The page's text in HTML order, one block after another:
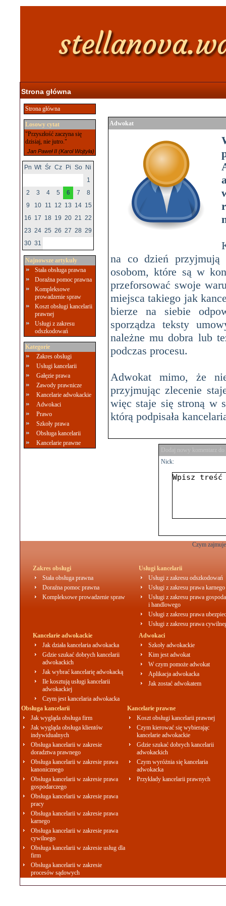
Strona główna
Strona główna
Losowy cytat
"Przyszłość zaczyna się
dzisiaj, nie jutro."
Jan Paweł II (Karol Wojtyła)
Pn Wt Śr Cz Pi So
Ni
1
2
3 4 5 6 7
8
9
10 11 12 13 14 15
16 17 18 19 20 21 22
23 24 25 26 27 28 29
30 31
Najnowsze artykuły
Stała obsługa prawna
Doraźna pomoc prawna
Kompleksowe
prowadzenie spraw
Koszt obsługi kancelarii
prawnej
Usługi z zakresu
odszkodowań
Kategorie
Zakres obsługi
Usługi kancelarii
Gałęzie prawa
Zawody prawnicze
Kancelarie adwokackie
Adwokaci
Prawo
Szkoły prawa
Obsługa kancelarii
Kancelarie prawne
Adwokat
na co dzień przyjmują
osobom, które są w
przeforsować swoje
miejsca takiego jak
bierze na siebie
sporządza teksty
należne mu dobra lub
podczas procesu.
Adwokat mimo, że
przyjmując zlecenie
więc staje się stroną w
którą podpisała
Dodaj nowy komentarz
Nick:
Czym
Zakres obsługi
Stała obsługa prawna
Doraźna pomoc prawna
Kompleksowe prowadzenie spraw
Usługi kancelarii
Usługi z zakresu odszkodowań
Usługi z zakresu prawa karnego
Usługi z zakresu prawa
i handlowego
Usługi z zakresu prawa
Usługi z zakresu prawa
Kancelarie adwokackie
Jak działa kancelaria adwokacka
Gdzie szukać dobrych kancelarii
adwokackich
Jak wybrać kancelarię adwokacką
Ile kosztują usługi kancelarii
adwokackiej
Czym jest kancelaria adwokacka
Adwokaci
Szkoły adwokackie
Kim jest adwokat
W czym pomoże adwokat
Aplikacja adwokacka
Jak zostać adwokatem
Obsługa kancelarii
Jak wygląda obsługa firm
Jak wygląda obsługa klientów
indywidualnych
Obsługa kancelarii w zakresie
doradztwa prawnego
Obsługa kancelarii w zakresie prawa
kanonicznego
Obsługa kancelarii w zakresie prawa
gospodarczego
Obsługa kancelarii w zakresie prawa
pracy
Obsługa kancelarii w zakresie prawa
karnego
Obsługa kancelarii w zakresie prawa
cywilnego
Obsługa kancelarii w zakresie usług dla
firm
Obsługa kancelarii w zakresie
procesów sądowych
Kancelarie prawne
Koszt obsługi kancelarii prawnej
Czym kierować się wybierając
kancelarie adwokackie
Gdzie szukać dobrych kancelarii
adwokackich
Czym wyróżnia się kancelaria
adwokacka
Przykłady kancelarii prawnych